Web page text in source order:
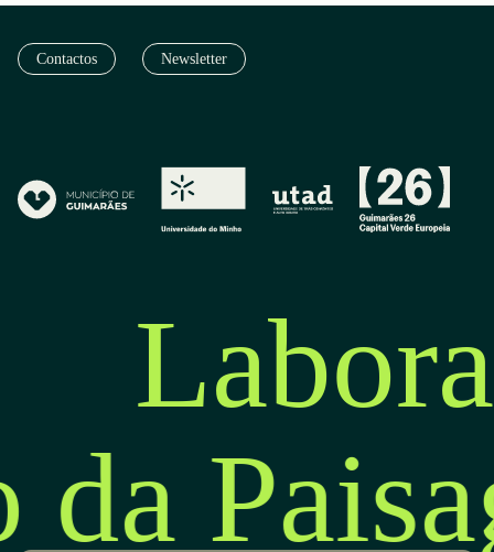
Contactos Newsletter